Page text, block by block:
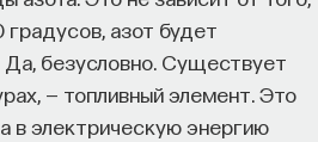
азот будет
безусловно. Существует
— топливный элемент. Это
в электрическую энергию